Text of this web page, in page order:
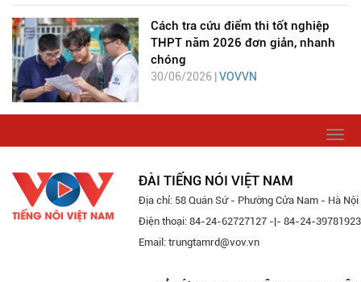
Cách tra cứu điểm thi tốt nghiệp
THPT năm 2026 đơn giản, nhanh
chóng
30/06/2026 | VOVVN
ĐÀI TIẾNG NÓI VIỆT NAM
Địa chỉ: 58 Quán Sứ - Phường Cửa Nam - Hà Nội
Điện thoại: 84-24-62727127 -|- 84-24-39781923
Email: trungtamrd@vov.vn